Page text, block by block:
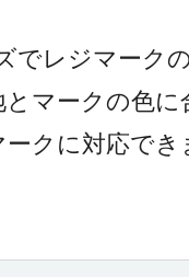
でレジマーク
マークの色
クに対応でき